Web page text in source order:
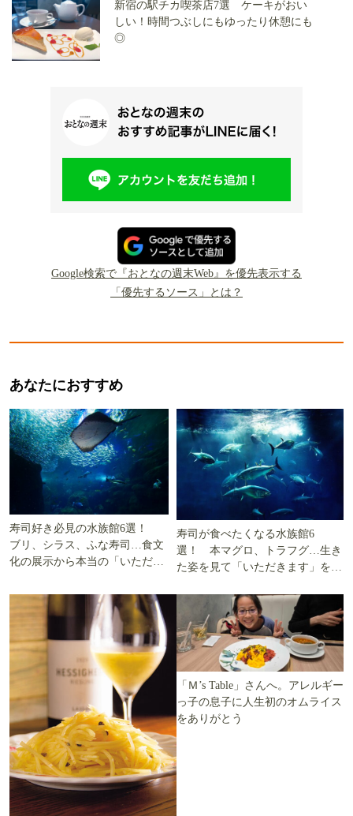
新宿の駅チカ喫茶店7選 ケーキがおい
しい！時間つぶしにもゆったり休憩にも
◎
Google検索で『おとなの週末Web』を優先表示する
「優先するソース」とは？
あなたにおすすめ
寿司好き必見の水族館6選！
ブリ、シラス、ふな寿司…食文
化の展示から本当の「いただき
寿司が食べたくなる水族館6
選！ 本マグロ、トラフグ…生き
た姿を見て「いただきます」を考
「Ｍ’s Table」さんへ。アレルギー
っ子の息子に人生初のオムライス
をありがとう